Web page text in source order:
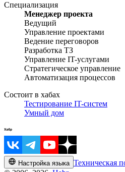
Специализация
Менеджер проекта
Ведущий
Управление проектами
Ведение переговоров
Разработка ТЗ
Управление IT-услугами
Стратегическое управление
Автоматизация процессов
Состоит в хабах
Тестирование IT-систем
Умный дом
Настройка языка Техническая